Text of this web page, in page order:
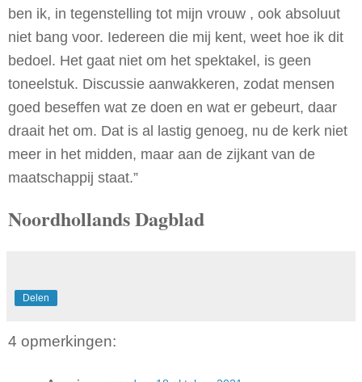
ben ik, in tegenstelling tot mijn vrouw , ook absoluut
niet bang voor. Iedereen die mij kent, weet hoe ik dit
bedoel. Het gaat niet om het spektakel, is geen
toneelstuk. Discussie aanwakkeren, zodat mensen
goed beseffen wat ze doen en wat er gebeurt, daar
draait het om. Dat is al lastig genoeg, nu de kerk niet
meer in het midden, maar aan de zijkant van de
maatschappij staat.”
Noordhollands Dagblad
Delen
4 opmerkingen: